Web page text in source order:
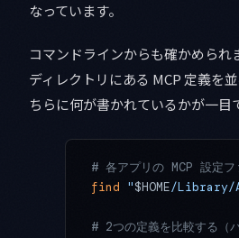
なっています。
コマンドラインからも確かめられ
ディレクトリにある MCP 定義を
ちらに何が書かれているかが一目
# 各アプリの MCP 設定フ
find "$HOME/Library/
# 2つの定義を比較する（